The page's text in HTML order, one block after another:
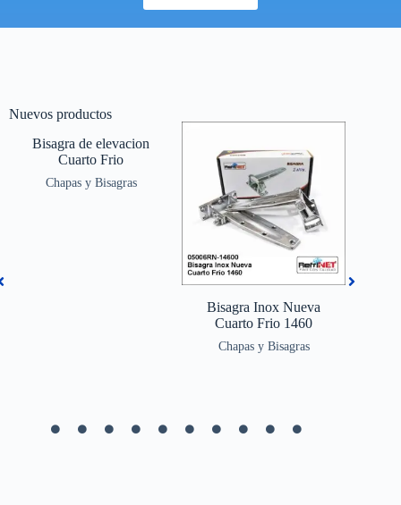
Nuevos productos
Bisagra de elevacion
Cuarto Frio
Chapas y Bisagras
Bisagra Inox Nueva
Cuarto Frio 1460
Chapas y Bisagras